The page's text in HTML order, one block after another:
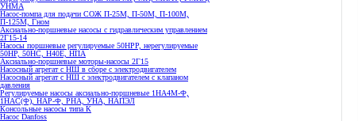
УНМА
Насос-помпа для подачи СОЖ П-25М, П-50М, П-100М,
П-125М, Гном
Аксиально-поршневые насосы с гидравлическим управлением
2Г15-14
Насосы поршневые регулируемые 50НРР, нерегулируемые
50НР, 50НС, Н40Е, НПА
Аксиально-поршневые моторы-насосы 2Г15
Насосный агрегат с НШ в сборе с электродвигателем
Насосный агрегат с НШ с электродвигателем с клапаном
давления
Регулируемые насосы аксиально-поршневые 1НА4М-Ф,
1НАС(Ф), НАР-Ф, РНА, УНА, НАПЭЛ
Консольные насосы типа К
Насос Danfoss